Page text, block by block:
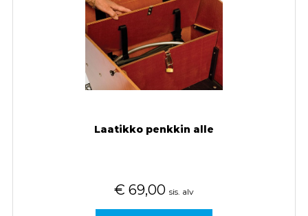
Laatikko penkkin alle
€ 69,00 sis. alv